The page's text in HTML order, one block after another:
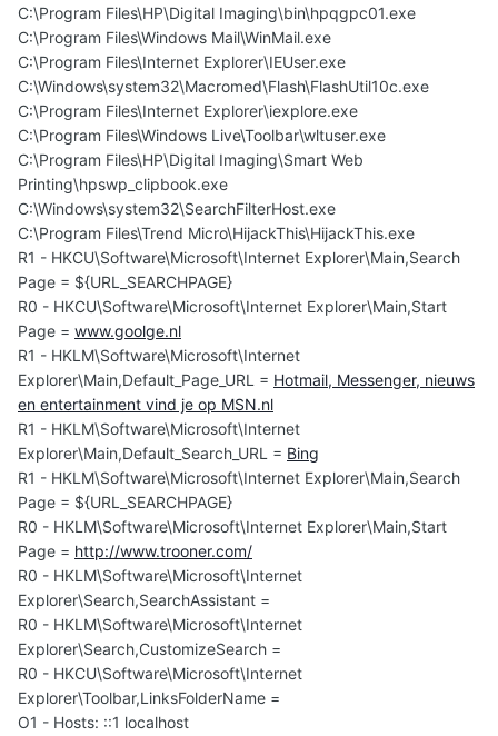
C:\Program Files\HP\Digital Imaging\bin\hpqgpc01.exe
C:\Program Files\Windows Mail\WinMail.exe
C:\Program Files\Internet Explorer\IEUser.exe
C:\Windows\system32\Macromed\Flash\FlashUtil10c.exe
C:\Program Files\Internet Explorer\iexplore.exe
C:\Program Files\Windows Live\Toolbar\wltuser.exe
C:\Program Files\HP\Digital Imaging\Smart Web
Printing\hpswp_clipbook.exe
C:\Windows\system32\SearchFilterHost.exe
C:\Program Files\Trend Micro\HijackThis\HijackThis.exe
R1 - HKCU\Software\Microsoft\Internet Explorer\Main,Search
Page = ${URL_SEARCHPAGE}
R0 - HKCU\Software\Microsoft\Internet Explorer\Main,Start
Page = www.goolge.nl
R1 - HKLM\Software\Microsoft\Internet
Explorer\Main,Default_Page_URL = Hotmail, Messenger, nieuws
en entertainment vind je op MSN.nl
R1 - HKLM\Software\Microsoft\Internet
Explorer\Main,Default_Search_URL = Bing
R1 - HKLM\Software\Microsoft\Internet Explorer\Main,Search
Page = ${URL_SEARCHPAGE}
R0 - HKLM\Software\Microsoft\Internet Explorer\Main,Start
Page = http://www.trooner.com/
R0 - HKLM\Software\Microsoft\Internet
Explorer\Search,SearchAssistant =
R0 - HKLM\Software\Microsoft\Internet
Explorer\Search,CustomizeSearch =
R0 - HKCU\Software\Microsoft\Internet
Explorer\Toolbar,LinksFolderName =
O1 - Hosts: ::1 localhost